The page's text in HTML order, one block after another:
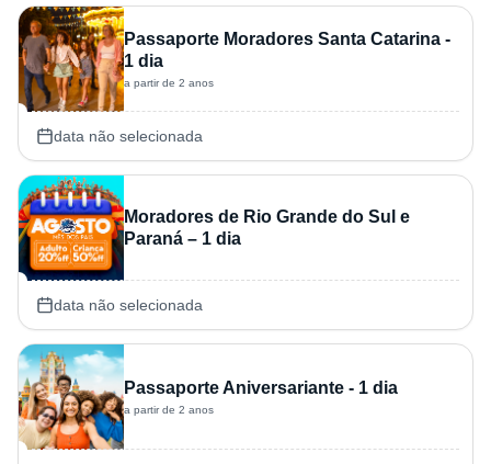
Passaporte Moradores Santa Catarina -
1 dia
a partir de 2 anos
data não selecionada
Moradores de Rio Grande do Sul e
Paraná – 1 dia
data não selecionada
Passaporte Aniversariante - 1 dia
a partir de 2 anos